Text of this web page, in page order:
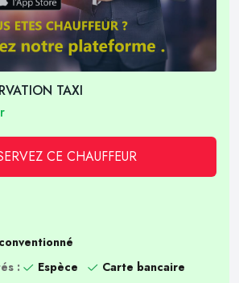
TAXI
CE CHAUFFEUR
:
Espèce
Carte bancaire